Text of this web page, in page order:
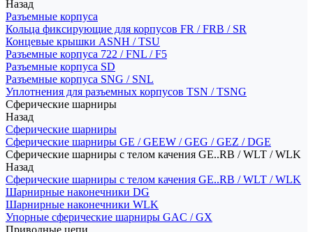
Назад
Разъемные корпуса
Кольца фиксирующие для корпусов FR / FRB / SR
Концевые крышки ASNH / TSU
Разъемные корпуса 722 / FNL / F5
Разъемные корпуса SD
Разъемные корпуса SNG / SNL
Уплотнения для разъемных корпусов TSN / TSNG
Сферические шарниры
Назад
Сферические шарниры
Сферические шарниры GE / GEEW / GEG / GEZ / DGE
Сферические шарниры с телом качения GE..RB / WLT / WLK
Назад
Сферические шарниры с телом качения GE..RB / WLT / WLK
Шарнирные наконечники DG
Шарнирные наконечники WLK
Упорные сферические шарниры GAC / GX
Приводные цепи